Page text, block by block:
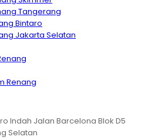
Tangerang
Bintaro
Jakarta Selatan
Renang
Indah Jalan Barcelona Blok D5
Selatan